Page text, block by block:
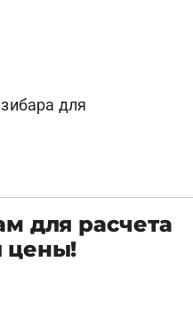
для
для расчета
цены!